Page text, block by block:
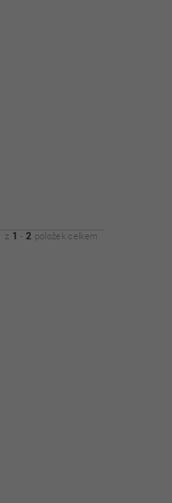
z 1 -2 položek celkem